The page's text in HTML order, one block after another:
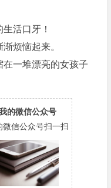
活口牙！
烦恼起来。
一堆漂亮的女孩子
的微信公众号
微信公众号扫一扫